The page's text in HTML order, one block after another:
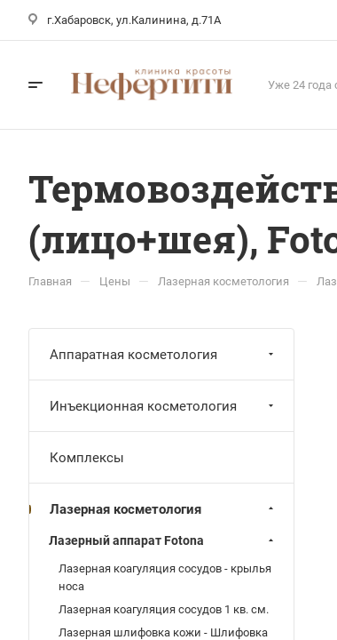
г.Хабаровск, ул.Калинина, д.71А
Уже 24 года
(лицо+шея),
Главная — Цены — Лазерная косметология —
Аппаратная косметология
Инъекционная косметология
Комплексы
Лазерная косметология
Лазерный аппарат Fotona
Лазерная коагуляция сосудов - крылья
носа
Лазерная коагуляция сосудов 1 кв. см.
Лазерная шлифовка кожи - Шлифовка